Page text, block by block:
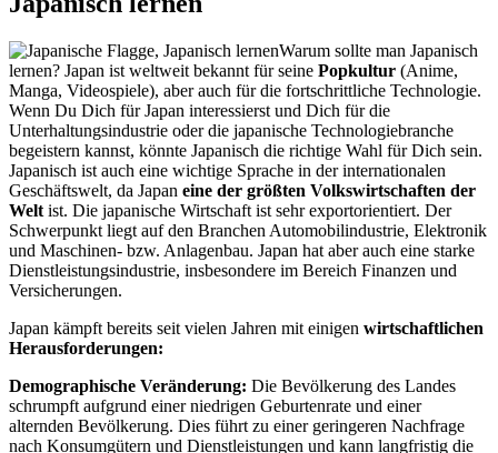
Warum sollte man Japanisch
lernen? Japan ist weltweit bekannt für seine Popkultur (Anime,
Manga, Videospiele), aber auch für die fortschrittliche Technologie.
Wenn Du Dich für Japan interessierst und Dich für die
Unterhaltungsindustrie oder die japanische Technologiebranche
begeistern kannst, könnte Japanisch die richtige Wahl für Dich sein.
Japanisch ist auch eine wichtige Sprache in der internationalen
Geschäftswelt, da Japan eine der größten Volkswirtschaften der
Welt ist. Die japanische Wirtschaft ist sehr exportorientiert. Der
Schwerpunkt liegt auf den Branchen Automobilindustrie, Elektronik
und Maschinen- bzw. Anlagenbau. Japan hat aber auch eine starke
Dienstleistungsindustrie, insbesondere im Bereich Finanzen und
Versicherungen.
Japan kämpft bereits seit vielen Jahren mit einigen wirtschaftlichen
Herausforderungen:
Demographische Veränderung: Die Bevölkerung des Landes
schrumpft aufgrund einer niedrigen Geburtenrate und einer
alternden Bevölkerung. Dies führt zu einer geringeren Nachfrage
nach Konsumgütern und Dienstleistungen und kann langfristig die